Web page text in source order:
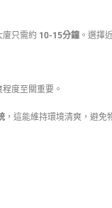
廈只需約 10-15分鐘 。選擇
度至關重要。
，這能維持環境清爽，避